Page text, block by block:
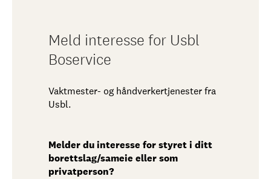
Meld interesse for Usbl
Boservice
Vaktmester- og håndverkertjenester fra
Usbl.
Melder du interesse for styret i ditt
borettslag/​sameie eller som
privatperson?